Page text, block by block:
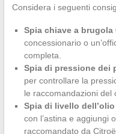
Considera i seguenti
Spia chiave a brugola
concessionario o
completa.
Spia di pressione dei
per controllare la
le raccomandazioni del
Spia di livello
con l’astina e aggiungi
raccomandato da